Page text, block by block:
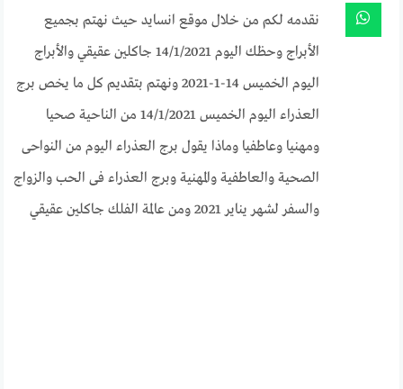
نقدمه لكم من خلال موقع انسايد حيث نهتم بجميع
الأبراج وحظك اليوم 14/1/2021 جاكلين عقيقي والأبراج
اليوم الخميس 14-1-2021 ونهتم بتقديم كل ما يخص برج
العذراء اليوم الخميس 14/1/2021 من الناحية صحيا
ومهنيا وعاطفيا وماذا يقول برج العذراء اليوم من النواحى
الصحية والعاطفية والمهنية وبرج العذراء فى الحب والزواج
والسفر لشهر يناير 2021 ومن عالمة الفلك جاكلين عقيقي